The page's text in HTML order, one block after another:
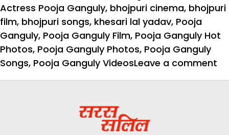
on
Actress Pooja Ganguly, bhojpuri cinema, bhojpuri
film, bhojpuri songs, khesari lal yadav, Pooja
Ganguly, Pooja Ganguly Film, Pooja Ganguly Hot
Photos, Pooja Ganguly Photos, Pooja Ganguly
Songs, Pooja Ganguly VideosLeave a comment